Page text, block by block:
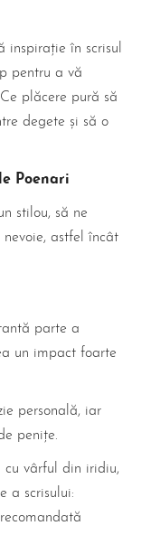
inspirație în scrisul
pentru a vă
plăcere pură să
degete și să o
Poenari
stilou, să ne
astfel încât
parte a
un impact foarte
personală, iar
penițe.
cu vârful din iridiu,
a scrisului: